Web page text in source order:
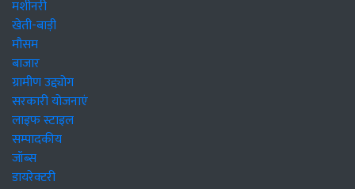
मशीनरी
खेती-बाड़ी
मौसम
बाजार
ग्रामीण उद्द्योग
सरकारी योजनाएं
लाइफ स्टाइल
सम्पादकीय
जॉब्स
डायरेक्टरी